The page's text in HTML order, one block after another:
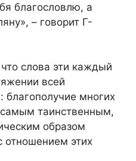
благословлю, а
– говорит Г-
слова эти каждый
всей
благополучие многих
самым таинственным,
образом
отношением этих